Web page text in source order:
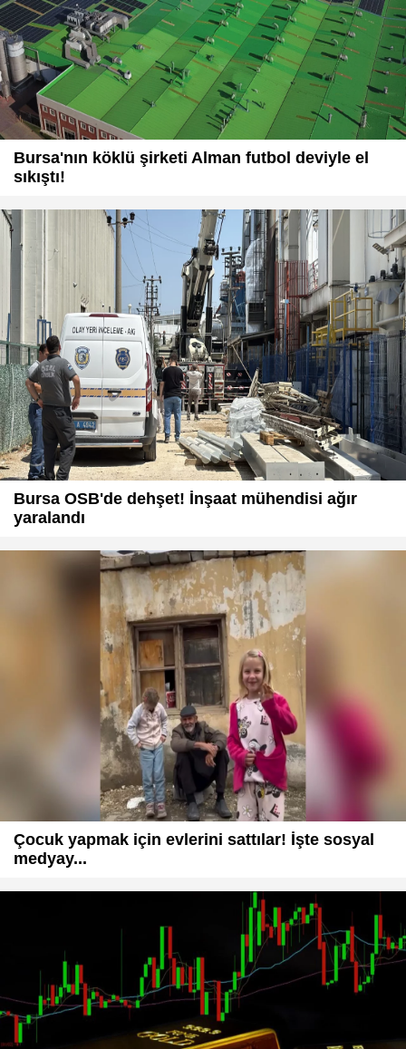
Bursa'nın köklü şirketi Alman futbol deviyle el
sıkıştı!
Bursa OSB'de dehşet! İnşaat mühendisi ağır
yaralandı
Çocuk yapmak için evlerini sattılar! İşte sosyal
medyay...